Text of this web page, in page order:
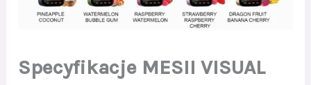
Specyfikacje MESII VISUAL